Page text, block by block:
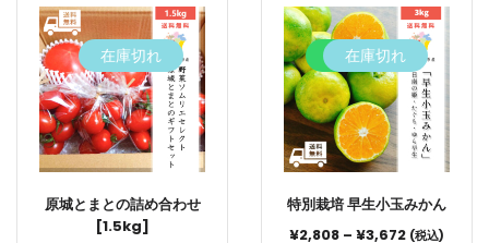
在庫切れ
原城とまとの詰め合わせ
[1.5kg]
10.5%
在庫切れ
特別栽培 早生小玉みかん
¥2,808 – ¥3,672 (税込)